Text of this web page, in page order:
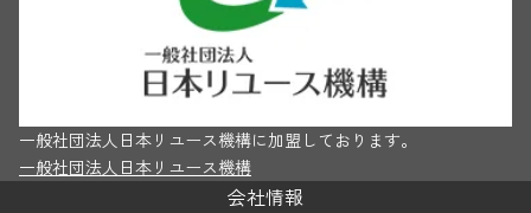
一般社団法人日本リユース機構に加盟しております。
一般社団法人日本リユース機構
会社情報